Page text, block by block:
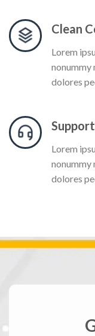
Clean
Lorem
nonummy
dolores
Lorem
nonummy
dolores